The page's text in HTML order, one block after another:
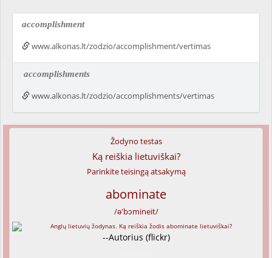
accomplishment
www.alkonas.lt/zodzio/accomplishment/vertimas
accomplishments
www.alkonas.lt/zodzio/accomplishments/vertimas
Žodyno testas
Ką reiškia lietuviškai?
Parinkite teisingą atsakymą
abominate
/ə'bɔmineit/
--Autorius (flickr)